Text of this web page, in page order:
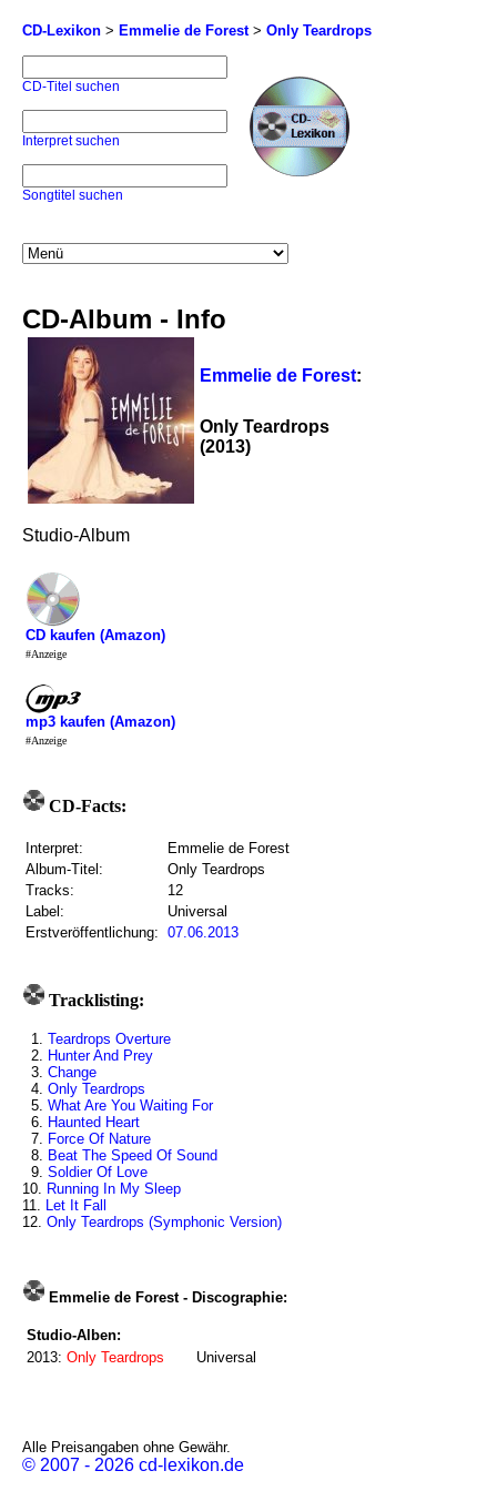
CD-Lexikon > Emmelie de Forest> Only Teardrops
CD-Titel suchen
Interpret suchen
Songtitel suchen
CD-Album - Info
Emmelie de Forest:
Only Teardrops
(2013)
Studio-Album
CD kaufen (Amazon)
#Anzeige
mp3 kaufen (Amazon)
#Anzeige
CD-Facts:
Interpret:
Emmelie de Forest
Album-Titel:
Only Teardrops
Tracks:
12
Label:
Universal
Erstveröffentlichung: 07.06.2013
Tracklisting:
1. Teardrops Overture
2. Hunter And Prey
3. Change
4. Only Teardrops
5. What Are You Waiting For
6. Haunted Heart
7. Force Of Nature
8. Beat The Speed Of Sound
9. Soldier Of Love
10. Running In My Sleep
11. Let It Fall
12. Only Teardrops (Symphonic Version)
Emmelie de Forest - Discographie:
Studio-Alben:
2013: Only Teardrops Universal
Alle Preisangaben ohne Gewähr.
© 2007 - 2026 cd-lexikon.de